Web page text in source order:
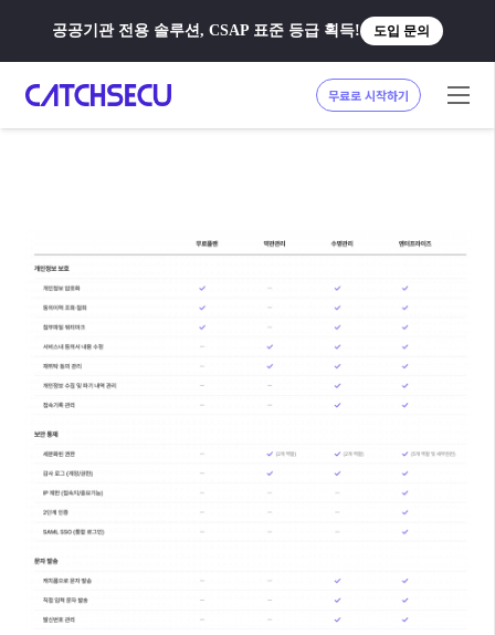
공공기관 전용 솔루션, CSAP 표준 등급 획득! 도입 문의
무료로 시작하기